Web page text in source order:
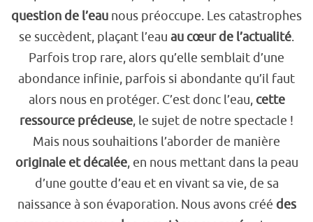
question de l’eau nous préoccupe. Les catastrophes
se succèdent, plaçant l’eau au cœur de l’actualité.
Parfois trop rare, alors qu’elle semblait d’une
abondance infinie, parfois si abondante qu’il faut
alors nous en protéger. C’est donc l’eau,cette
ressource précieuse, le sujet de notre spectacle !
Mais nous souhaitions l’aborder de manière
originale et décalée, en nous mettant dans la peau
d’une goutte d’eau et en vivant sa vie, de sa
naissance à son évaporation. Nous avons créé des